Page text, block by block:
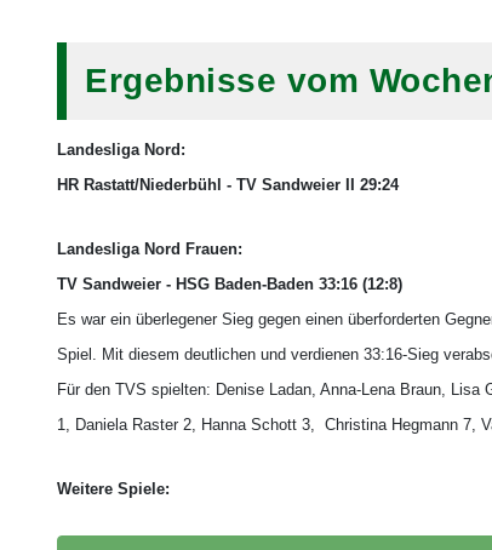
Ergebnisse vom
Landesliga Nord:
HR Rastatt/Niederbühl - TV Sandweier II 29:24
Landesliga Nord Frauen:
TV Sandweier - HSG Baden-Baden 33:16 (12:8)
Es war ein überlegener Sieg gegen einen überforderten
Spiel. Mit diesem deutlichen und verdienen 33:16-Sieg
Für den TVS spielten: Denise Ladan, Anna-Lena Braun,
1, Daniela Raster 2, Hanna Schott 3, Christina Hegmann 7,
Weitere Spiele: